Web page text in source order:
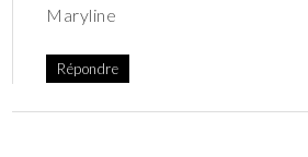
Maryline
Répondre